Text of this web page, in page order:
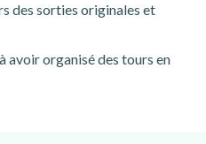
des sorties originales et
avoir organisé des tours en